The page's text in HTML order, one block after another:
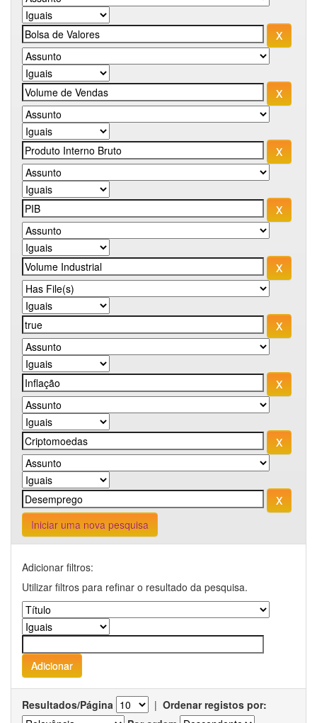
Iniciar uma nova pesquisa
Adicionar filtros:
Utilizar filtros para refinar o resultado da pesquisa.
Resultados/Página | Ordenar registos por: